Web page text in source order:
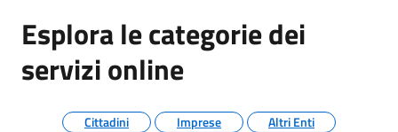
Esplora le categorie dei
servizi online
Cittadini Imprese Altri Enti